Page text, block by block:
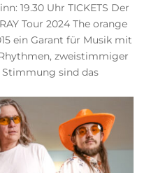
19.30 Uhr TICKETS Der
Tour 2024 The orange
ein Garant für Musik mit
zweistimmiger
sind das